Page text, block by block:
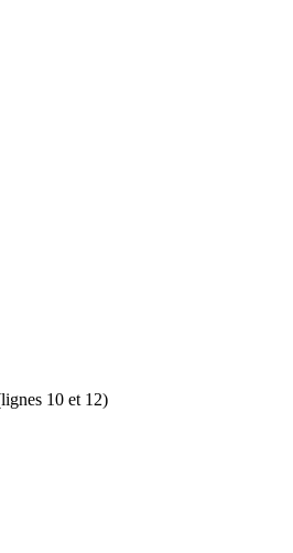
10 et 12)